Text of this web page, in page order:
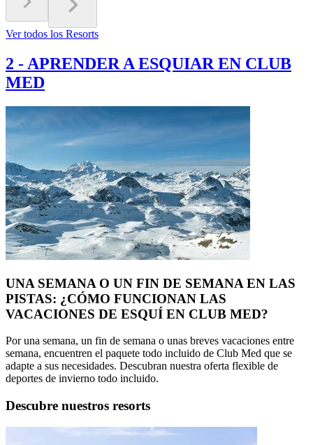
Ver todos los Resorts
2 - APRENDER A ESQUIAR EN CLUB
MED
UNA SEMANA O UN FIN DE SEMANA EN LAS
PISTAS: ¿CÓMO FUNCIONAN LAS
VACACIONES DE ESQUÍ EN CLUB MED?
Por una semana, un fin de semana o unas breves vacaciones entre
semana, encuentren el paquete todo incluido de Club Med que se
adapte a sus necesidades. Descubran nuestra oferta flexible de
deportes de invierno todo incluido.
Descubre nuestros resorts